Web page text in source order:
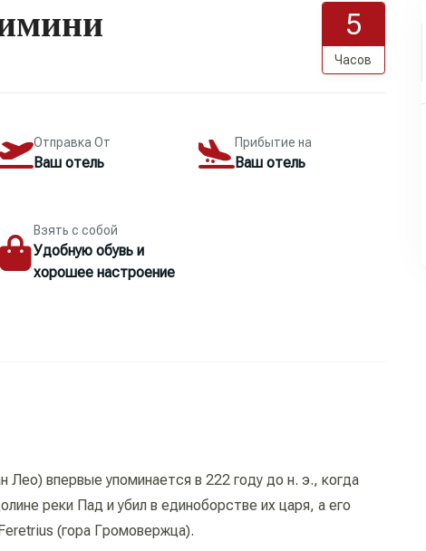
5
Часов
Отправка От
Ваш отель
Прибытие на
Ваш отель
Взять с собой
Удобную обувь и
хорошее настроение
Лео) впервые упоминается в 222 году до н. э., когда
реки Пад и убил в единоборстве их царя, а его
(гора Громовержца).